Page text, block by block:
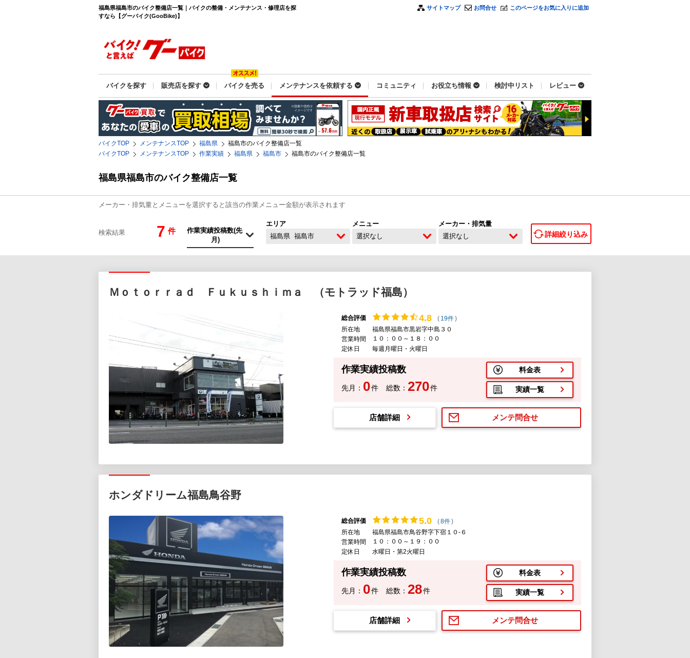
福島県福島市のバイク整備店一覧｜バイクの整備・メンテナンス・修理店を探
すなら【グーバイク(GooBike)】
サイトマップ お問合せ このページをお気に入りに追加
バイクを探す 販売店を探す バイクを売る メンテナンスを依頼する コミュニティ お役立ち情報 検討中リスト レビュー
バイクTOP メンテナンスTOP 福島県
福島市のバイク整備店一覧
バイクTOP
メンテナンスTOP 作業実績 福島県 福島市 福島市のバイク整備店一覧
福島県福島市のバイク整備店一覧
メーカー・排気量とメニューを選択すると該当の作業メニュー金額が表示されます
検索結果 7 件
エリア
福島県 福島市
メニュー
選択なし
メーカー・排気量
選択なし
詳細絞り込み
Ｍｏｔｏｒｒａｄ Ｆｕｋｕｓｈｉｍａ （モトラッド福島）
総合評価 4.8 ( 19件)
所在地
福島県福島市黒岩字中島３０
営業時間
１０：００～１８：００
定休日
毎週月曜日・火曜日
作業実績投稿数
先月： 0件 総数： 270件
料金表
実績一覧
メンテ問合せ
店舗詳細
ホンダドリーム福島鳥谷野
総合評価 5.0 (8件)
所在地
福島県福島市鳥谷野字下宿１０-６
営業時間
１０：００～１９：００
定休日
水曜日・第2火曜日
作業実績投稿数
先月： 0件 総数： 28件
料金表
実績一覧
メンテ問合せ
店舗詳細